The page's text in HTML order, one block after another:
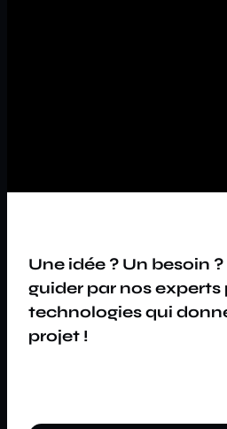
Une idée ? Un besoin
guider par nos experts
technologies qui
projet !